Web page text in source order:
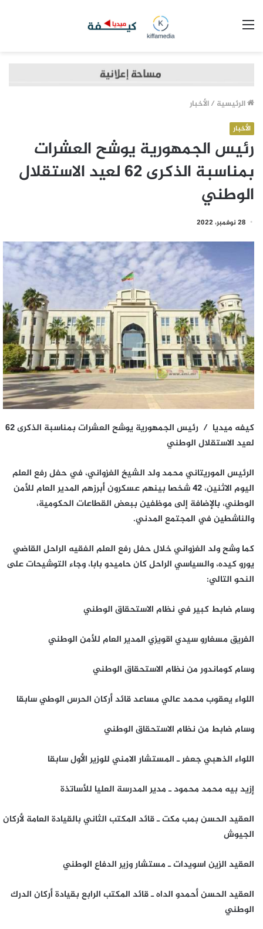
الرئيسية /الأخبار
الأخبار
رئيس الجمهورية يوشح العشرات
بمناسبة الذكرى 62 لعيد الاستقلال
الوطني
28 نوفمبر، 2022
كيفه ميديا / رئيس الجمهورية يوشح العشرات بمناسبة الذكرى 62
لعيد الاستقلال الوطني
الرئيس الموريتاني محمد ولد الشيخ الغزواني، في حفل رفع العلم
اليوم الاثنين، 42 شخصا بينهم عسكرون أبرزهم المدير العام للأمن
الوطني، بالإضافة إلى موظفين ببعض القطاعات الحكومية،
والناشطين في المجتمع المدني.
كما وشح ولد الغزواني خلال حفل رفع العلم الفقيه الراحل القاضي
يورو كيده، والسياسي الراحل كان حاميدو بابا، وجاء التوشيحات على
النحو التالي:
وسام ضابط كبير في نظام الاستحقاق الوطني
الفريق مسغارو سيدي اقويزي المدير العام للأمن الوطني
وسام كوماندور من نظام الاستحقاق الوطني
اللواء يعقوب محمد عالي مساعد قائد أركان الحرس الوطي سابقا
وسام ضابط من نظام الاستحقاق الوطني
اللواء الذهبي جعفر ـ المستشار الامني للوزير الأول سابقا
إزيد بيه محمد محمود ـ مدير المدرسة العليا للأساتذة
العقيد الحسن بمب مكت ـ قائد المكتب الثاني بالقيادة العامة لأركان
الجيوش
العقيد الزين اسويدات ـ مستشار وزير الدفاع الوطني
العقيد الحسن أحمدو الداه ـ قائد المكتب الرابع بقيادة أركان الدرك
الوطني